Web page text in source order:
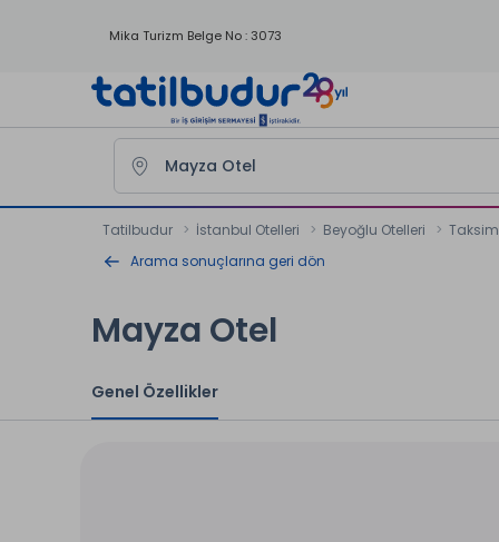
Mika Turizm Belge No : 3073
Tatilbudur İstanbul Otelleri Beyoğlu Otelleri
Arama sonuçlarına geri dön
Mayza Otel
Genel Özellikler